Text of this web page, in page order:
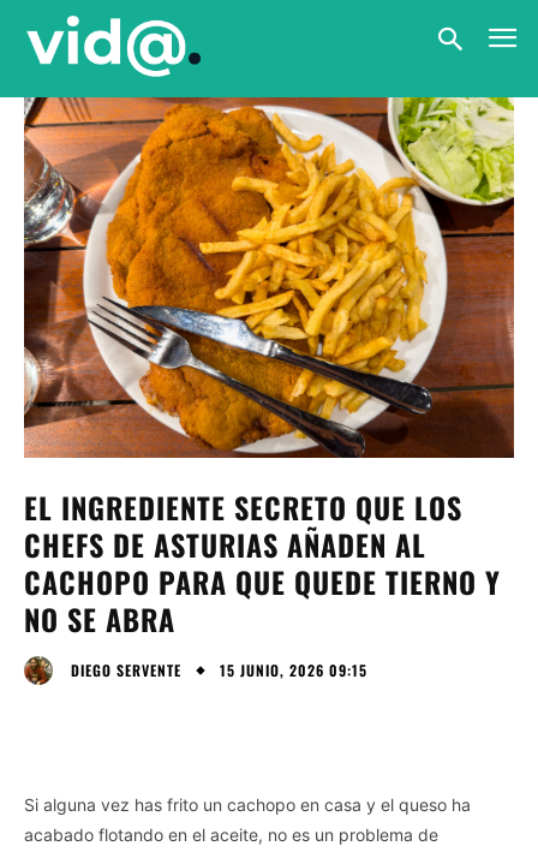
EL INGREDIENTE SECRETO QUE LOS
CHEFS DE ASTURIAS AÑADEN AL
CACHOPO PARA QUE QUEDE TIERNO Y
NO SE ABRA
DIEGO SERVENTE 15 JUNIO, 2026 09:15
Si alguna vez has frito un cachopo en casa y el queso ha
acabado flotando en el aceite, no es un problema de